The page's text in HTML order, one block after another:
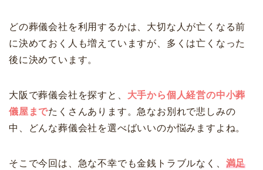
どの葬儀会社を利用するかは、大切な人が亡くなる前
に決めておく人も増えていますが、多くは亡くなった
後に決めています。
大阪で葬儀会社を探すと、 大手から個人経営の中小葬
儀屋までたくさんあります。急なお別れで悲しみの
中、どんな葬儀会社を選べばいいのか悩みますよね。
そこで今回は、急な不幸でも金銭トラブルなく、 満足